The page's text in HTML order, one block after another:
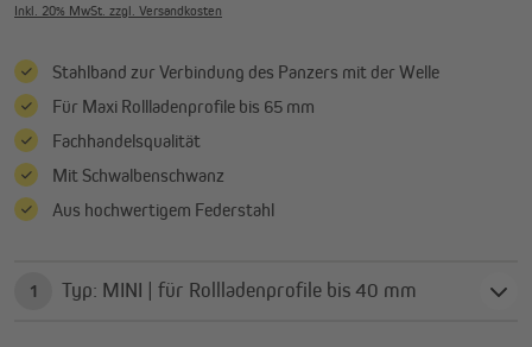
Inkl. 20% MwSt. zzgl. Versandkosten
Stahlband zur Verbindung des Panzers mit der Welle
Für Maxi Rollladenprofile bis 65 mm
Fachhandelsqualität
Mit Schwalbenschwanz
Aus hochwertigem Federstahl
1 Typ: MINI | für Rollladenprofile bis 40 mm